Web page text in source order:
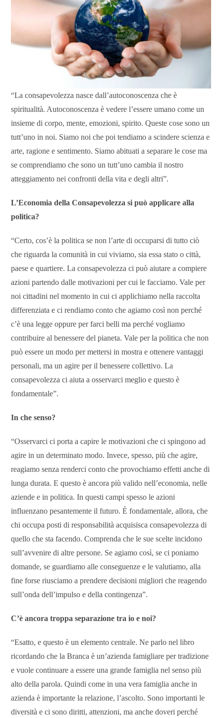
“La consapevolezza nasce dall’autoconoscenza che è
spiritualità. Autoconoscenza è vedere l’essere umano come un
insieme di corpo, mente, emozioni, spirito. Queste cose sono un
tutt’uno in noi. Siamo noi che poi tendiamo a scindere scienza e
arte, ragione e sentimento. Siamo abituati a separare le cose ma
se comprendiamo che sono un tutt’uno cambia il nostro
atteggiamento nei confronti della vita e degli altri”.
L’Economia della Consapevolezza si può applicare alla
politica?
“Certo, cos’è la politica se non l’arte di occuparsi di tutto ciò
che riguarda la comunità in cui viviamo, sia essa stato o città,
paese e quartiere. La consapevolezza ci può aiutare a compiere
azioni partendo dalle motivazioni per cui le facciamo. Vale per
noi cittadini nel momento in cui ci applichiamo nella raccolta
differenziata e ci rendiamo conto che agiamo così non perché
c’è una legge oppure per farci belli ma perché vogliamo
contribuire al benessere del pianeta. Vale per la politica che non
può essere un modo per mettersi in mostra e ottenere vantaggi
personali, ma un agire per il benessere collettivo. La
consapevolezza ci aiuta a osservarci meglio e questo è
fondamentale”.
In che senso?
“Osservarci ci porta a capire le motivazioni che ci spingono ad
agire in un determinato modo. Invece, spesso, più che agire,
reagiamo senza renderci conto che provochiamo effetti anche di
lunga durata. E questo è ancora più valido nell’economia, nelle
aziende e in politica. In questi campi spesso le azioni
influenzano pesantemente il futuro. È fondamentale, allora, che
chi occupa posti di responsabilità acquisisca consapevolezza di
quello che sta facendo. Comprenda che le sue scelte incidono
sull’avvenire di altre persone. Se agiamo così, se ci poniamo
domande, se guardiamo alle conseguenze e le valutiamo, alla
fine forse riusciamo a prendere decisioni migliori che reagendo
sull’onda dell’impulso e della contingenza”.
C’è ancora troppa separazionetra io e noi?
“Esatto, e questo è un elemento centrale. Ne parlo nel libro
ricordando che la Branca è un’azienda famigliare per tradizione
e vuole continuare a essere una grande famiglia nel senso più
alto della parola. Quindi come in una vera famiglia anche in
azienda è importante la relazione, l’ascolto. Sono importanti le
diversità e ci sono diritti, attenzioni, ma anche doveri perché